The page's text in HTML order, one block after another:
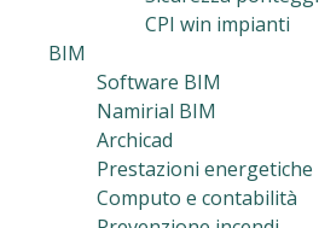
CPI win impianti
BIM
Software BIM
Namirial BIM
Archicad
Prestazioni energetiche
Computo e contabilità